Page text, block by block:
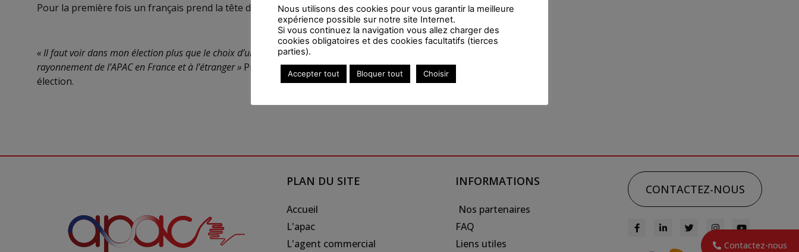
Pour la première fois un français prend la tête de l’Organisation Internationale.
« Il faut voir dans mon élection plus que le choix d’une personne, mais la reconnaissance du sérieux, de l’implication et du
rayonnement de l’APAC en France et à l’étranger » Première réaction de Monsieur Olivier MAZOYER à l’issue de son
élection.
PLAN DU SITE
Accueil
L'apac
L'agent commercial
INFORMATIONS
Nos partenaires
FAQ
Liens utiles
CONTACTEZ-NOUS
Contactez-nous
Nous utilisons des cookies pour vous garantir la meilleure
expérience possible sur notre site Internet.
Si vous continuez la navigation vous allez charger des
cookies obligatoires et des cookies facultatifs (tierces
parties).
Accepter tout Bloquer tout Choisir